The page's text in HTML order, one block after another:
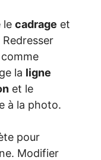
le cadrage et
la ligne
et le
à la photo.
pour
Modifier